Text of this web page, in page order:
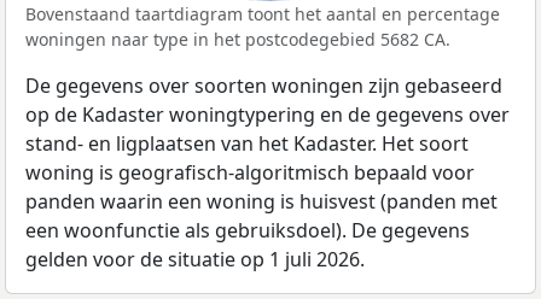
Bovenstaand taartdiagram toont het aantal en percentage
woningen naar type in het postcodegebied 5682 CA.
De gegevens over soorten woningen zijn gebaseerd
op de Kadaster woningtypering en de gegevens over
stand- en ligplaatsen van het Kadaster. Het soort
woning is geografisch-algoritmisch bepaald voor
panden waarin een woning is huisvest (panden met
een woonfunctie als gebruiksdoel). De gegevens
gelden voor de situatie op 1 juli 2026.